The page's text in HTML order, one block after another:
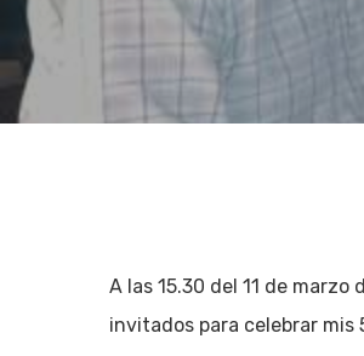
A las 15.30 del 11 de marzo
invitados para celebrar mis